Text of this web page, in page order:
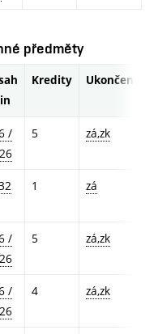
předměty
Kredity Ukončení
/
5 zá,zk
1 zá
/
5 zá,zk
/
4 zá,zk